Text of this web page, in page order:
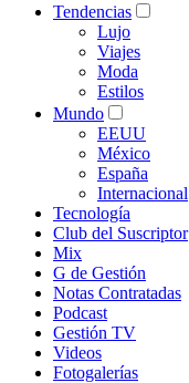
Tendencias
Lujo
Viajes
Moda
Estilos
Mundo
EEUU
México
España
Internacional
Tecnología
Club del Suscriptor
Mix
G de Gestión
Notas Contratadas
Podcast
Gestión TV
Videos
Fotogalerías